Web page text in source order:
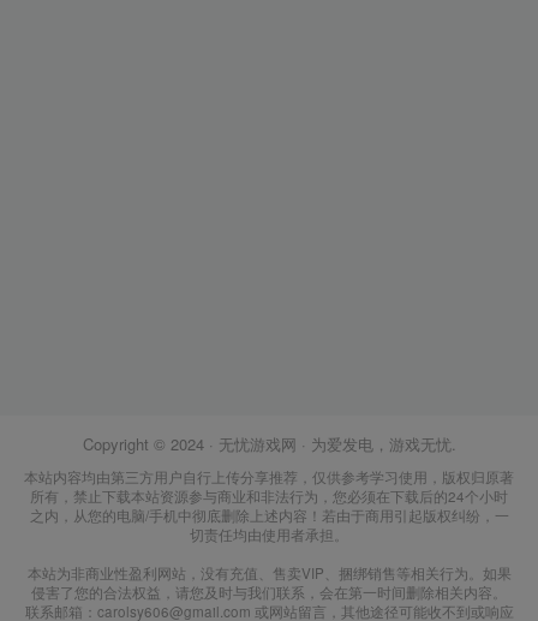
Copyright © 2024 · 无忧游戏网 · 为爱发电，游戏无忧.
本站内容均由第三方用户自行上传分享推荐，仅供参考学习使用，版权归原著
所有，禁止下载本站资源参与商业和非法行为，您必须在下载后的24个小时
之内，从您的电脑/手机中彻底删除上述内容！若由于商用引起版权纠纷，一
切责任均由使用者承担。
本站为非商业性盈利网站，没有充值、售卖VIP、捆绑销售等相关行为。如果
侵害了您的合法权益，请您及时与我们联系，会在第一时间删除相关内容。
联系邮箱：carolsy606@gmail.com 或网站留言，其他途径可能收不到或响应